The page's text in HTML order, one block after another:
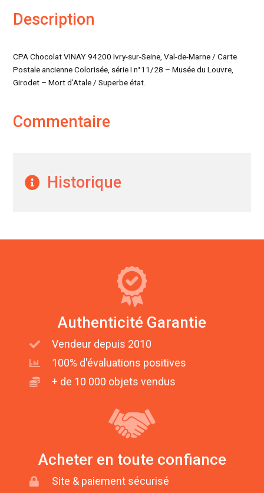
Description
CPA Chocolat VINAY 94200 Ivry-sur-Seine, Val-de-Marne / Carte
Postale ancienne Colorisée, série I n°11/28 – Musée du Louvre,
Girodet – Mort d’Atale / Superbe état.
Commentaire
Historique
Authenticité Garantie
Vendeur depuis 2010
100% d'évaluations positives
+ de 10 000 objets vendus
Acheter en toute confiance
Site & paiement sécurisé